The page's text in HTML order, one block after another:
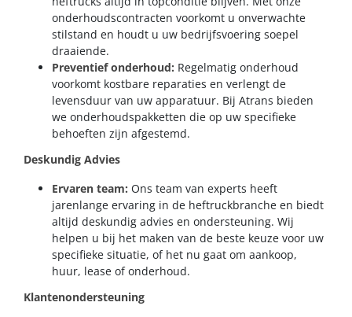
onderhoudscontracten voorkomt u onverwachte
stilstand en houdt u uw bedrijfsvoering soepel
draaiende.
Preventief onderhoud: Regelmatig onderhoud
voorkomt kostbare reparaties en verlengt de
levensduur van uw apparatuur. Bij Atrans bieden
we onderhoudspakketten die op uw specifieke
behoeften zijn afgestemd.
Deskundig Advies
Ervaren team: Ons team van experts heeft
jarenlange ervaring in de heftruckbranche en biedt
altijd deskundig advies en ondersteuning. Wij
helpen u bij het maken van de beste keuze voor uw
specifieke situatie, of het nu gaat om aankoop,
huur, lease of onderhoud.
Klantenondersteuning